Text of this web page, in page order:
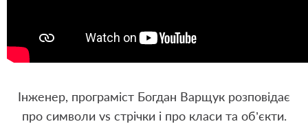
Інженер, програміст Богдан Варщук розповідає
про символи vs стрічки і про класи та об’єкти.